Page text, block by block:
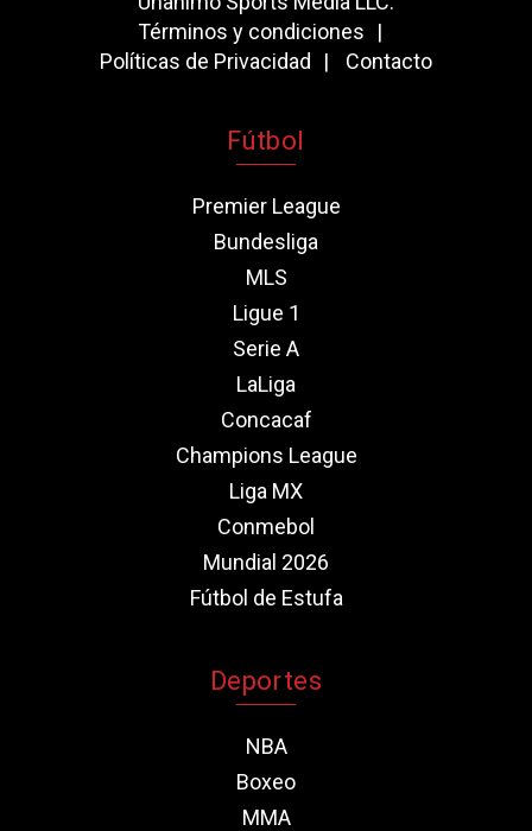
Términos y condiciones
Políticas de Privacidad
Contacto
Fútbol
Premier League
Bundesliga
MLS
Ligue 1
Serie A
LaLiga
Concacaf
Champions League
Liga MX
Conmebol
Mundial 2026
Fútbol de Estufa
Deportes
NBA
Boxeo
MMA